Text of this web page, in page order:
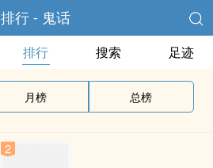
排行 - 鬼话
排行 搜索 足迹
月榜 总榜